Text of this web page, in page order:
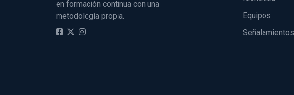
en formación continua con una
metodología propia.
Equipos
Señalamientos